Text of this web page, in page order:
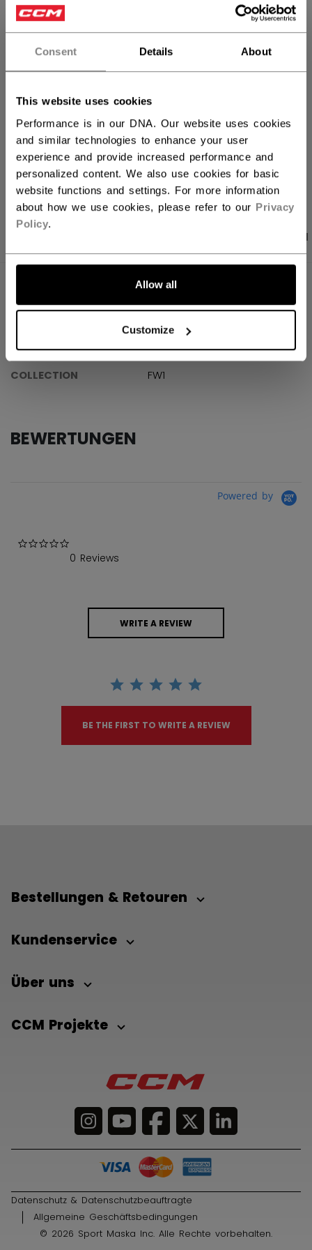
Consent Details About
This website uses cookies
Performance is in our DNA. Our website uses cookies
and similar technologies to enhance your user
experience and provide increased performance and
personalized content. We also use cookies for basic
website functions and settings. For more information
about how we use cookies, please refer to our Privacy
Policy.
Allow all
Customize
IN DEN WARENKORB
FILIALVERFÜGBARKEIT
Versandbestimmungen
Kostenfreie Rücksendungen
LINKS ZUM
BEWERTUNGEN
AGE GROUP
Adult
COLLECTION
FW1
BEWERTUNGEN
Powered by
0 Reviews
WRITE A REVIEW
BE THE FIRST TO WRITE A REVIEW
Bestellungen & Retouren
Kundenservice
Über uns
CCM Projekte
© 2026 Sport Maska Inc. Alle Rechte vorbehalten.
Datenschutz & Datenschutzbeauftragte
Allgemeine Geschäftsbedingungen